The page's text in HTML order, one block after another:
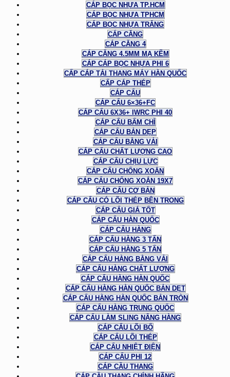
CÁP BỌC NHỰA TP.HCM
CÁP BỌC NHỰA TPHCM
CÁP BỌC NHỰA TRẮNG
CÁP CĂNG
CÁP CĂNG 4
CÁP CĂNG 4.5MM MẠ KẼM
CÁP CÁP BỌC NHỰA PHI 6
CẤP CÁP TẢI THANG MÁY HÀN QUỐC
CẤP CÁP THÉP
CÁP CẨU
CÁP CẨU 6×36+FC
CÁP CẨU 6X36+ IWRC PHI 40
CÁP CẨU BẤM CHÌ
CÁP CẨU BẢN DẸP
CÁP CẨU BẰNG VẢI
CÁP CẨU CHẤT LƯỢNG CAO
CÁP CẨU CHỊU LỰC
CÁP CẨU CHỐNG XOẮN
CÁP CẨU CHỐNG XOẮN 19X7
CÁP CẨU CƠ BẢN
CÁP CẨU CÓ LÕI THÉP BÊN TRONG
CÁP CẨU GIÁ TỐT
CÁP CẨU HÀN QUỐC
CÁP CẨU HÀNG
CÁP CẨU HÀNG 3 TẤN
CÁP CẨU HÀNG 5 TẤN
CÁP CẨU HÀNG BẰNG VẢI
CÁP CẨU HÀNG CHẤT LƯỢNG
CÁP CẨU HÀNG HÀN QUỐC
CÁP CẨU HÀNG HÀN QUỐC BẢN DẸT
CÁP CẨU HÀNG HÀN QUỐC BẢN TRÒN
CÁP CẨU HÀNG TRUNG QUỐC
CÁP CẨU LÀM SLING NÂNG HÀNG
CÁP CẨU LÕI BỐ
CÁP CẨU LÕI THÉP
CÁP CẨU NHIỆT ĐIỆN
CÁP CẨU PHI 12
CÁP CẦU THANG